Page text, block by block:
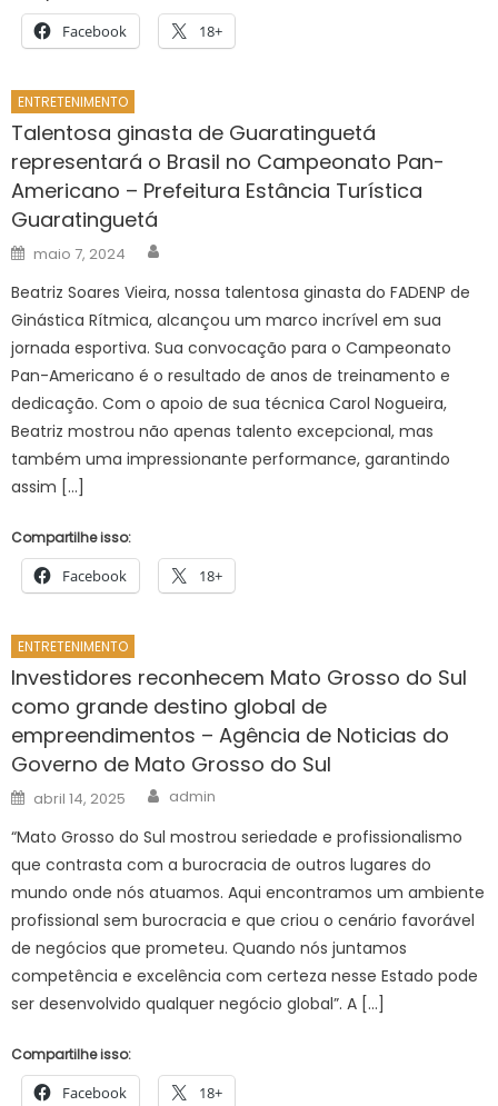
Facebook 18+
ENTRETENIMENTO
Talentosa ginasta de Guaratinguetá
representará o Brasil no Campeonato Pan-
Americano – Prefeitura Estância Turística
Guaratinguetá
Posted
on
maio 7, 2024
Beatriz Soares Vieira, nossa talentosa ginasta do FADENP de
Ginástica Rítmica, alcançou um marco incrível em sua
jornada esportiva. Sua convocação para o Campeonato
Pan-Americano é o resultado de anos de treinamento e
dedicação. Com o apoio de sua técnica Carol Nogueira,
Beatriz mostrou não apenas talento excepcional, mas
também uma impressionante performance, garantindo
assim […]
Compartilhe isso:
Facebook 18+
ENTRETENIMENTO
Investidores reconhecem Mato Grosso do Sul
como grande destino global de
empreendimentos – Agência de Noticias do
Governo de Mato Grosso do Sul
Posted
on
abril 14, 2025 Author
admin
“Mato Grosso do Sul mostrou seriedade e profissionalismo
que contrasta com a burocracia de outros lugares do
mundo onde nós atuamos. Aqui encontramos um ambiente
profissional sem burocracia e que criou o cenário favorável
de negócios que prometeu. Quando nós juntamos
competência e excelência com certeza nesse Estado pode
ser desenvolvido qualquer negócio global”. A […]
Compartilhe isso:
Facebook 18+